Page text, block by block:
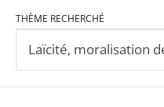
THÈME RECHERCHÉ